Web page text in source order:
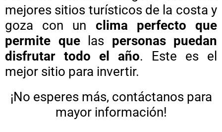
mejores sitios turísticos de la costa y
goza con un clima perfecto que
permite que
las personas puedan
disfrutar todo el año. Este es el
mejor sitio para invertir.
¡No esperes más, contáctanos para
mayor información!